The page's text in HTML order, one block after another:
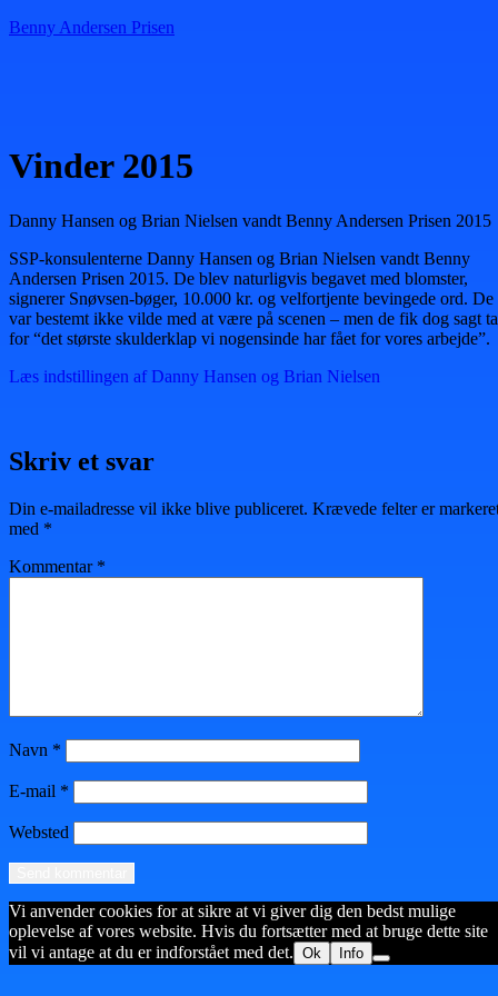
Benny Andersen Prisen
Vinder 2015
Danny Hansen og Brian Nielsen vandt Benny Andersen Prisen 2015
SSP-konsulenterne Danny Hansen og Brian Nielsen vandt Benny
Andersen Prisen 2015. De blev naturligvis begavet med blomster,
signerer Snøvsen-bøger, 10.000 kr. og velfortjente bevingede ord. De
var bestemt ikke vilde med at være på scenen – men de fik dog sagt
for “det største skulderklap vi nogensinde har fået for vores arbejde”.
Læs indstillingen af Danny Hansen og Brian Nielsen
Skriv et svar
Din e-mailadresse vil ikke blive publiceret. Krævede felter er
med *
Kommentar *
Navn *
E-mail *
Websted
Vi anvender cookies for at sikre at vi giver dig den bedst mulige
oplevelse af vores website. Hvis du fortsætter med at bruge dette site
vil vi antage at du er indforstået med det. Ok Info